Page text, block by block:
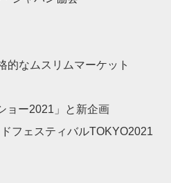
的なムスリムマーケット
ョー2021」と新企画
フェスティバルTOKYO2021